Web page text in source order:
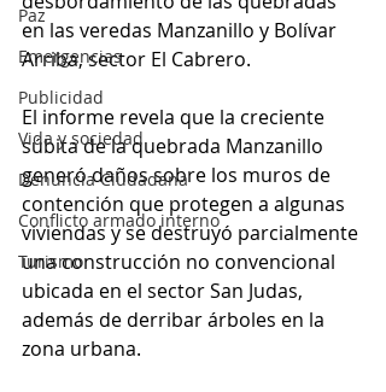
Paz
Emergencias
Publicidad
Vida y sociedad
Denuncia Ciudadana
Conflicto armado interno
Turismo
en las veredas Manzanillo y Bolívar
Arriba, sector El Cabrero.
El informe revela que la creciente
súbita de la quebrada Manzanillo
generó daños sobre los muros de
contención que protegen a algunas
viviendas y se destruyó parcialmente
una construcción no convencional
ubicada en el sector San Judas,
además de derribar árboles en la
zona urbana.